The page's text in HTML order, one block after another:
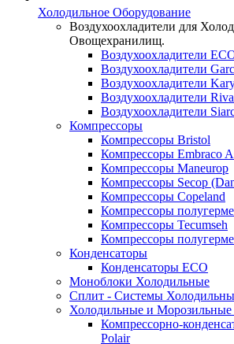
Холодильное Оборудование
Воздухоохладители для
Овощехранилищ.
Воздухоохладители
Воздухоохладители
Воздухоохладители
Воздухоохладители
Воздухоохладители
Компрессоры
Компрессоры Bristol
Компрессоры Embraco
Компрессоры Maneurop
Компрессоры Secop
Компрессоры Copeland
Компрессоры
Компрессоры Tecumseh
Компрессоры
Конденсаторы
Конденсаторы ECO
Моноблоки Холодильные
Сплит - Системы
Холодильные и Морозильные
Компрессорно-
Polair